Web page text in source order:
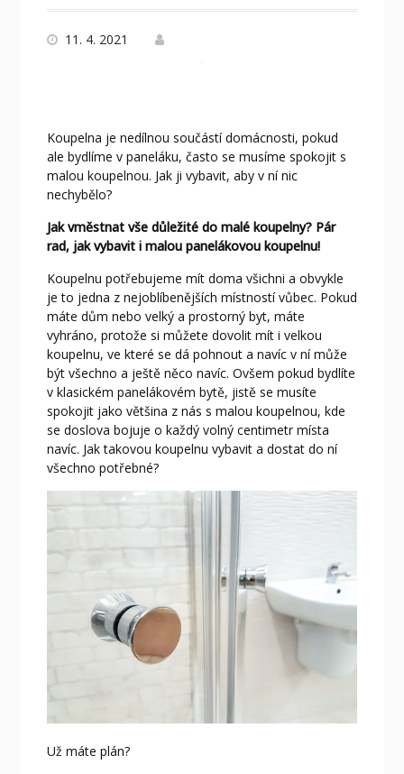
11. 4. 2021
Koupelna je nedílnou součástí domácnosti, pokud
ale bydlíme v paneláku, často se musíme spokojit s
malou koupelnou. Jak ji vybavit, aby v ní nic
nechybělo?
Jak vměstnat vše důležité do malé koupelny? Pár
rad, jak vybavit i malou panelákovou koupelnu!
Koupelnu potřebujeme mít doma všichni a obvykle
je to jedna z nejoblíbenějších místností vůbec. Pokud
máte dům nebo velký a prostorný byt, máte
vyhráno, protože si můžete dovolit mít i velkou
koupelnu, ve které se dá pohnout a navíc v ní může
být všechno a ještě něco navíc. Ovšem pokud bydlíte
v klasickém panelákovém bytě, jistě se musíte
spokojit jako většina z nás s malou koupelnou, kde
se doslova bojuje o každý volný centimetr místa
navíc. Jak takovou koupelnu vybavit a dostat do ní
všechno potřebné?
Už máte plán?